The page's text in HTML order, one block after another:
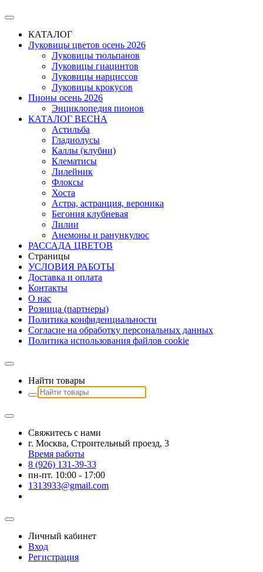
КАТАЛОГ
Луковицы цветов осень 2026
Луковицы тюльпанов
Луковицы гиацинтов
Луковицы нарциссов
Луковицы крокусов
Пионы осень 2026
Энциклопедия пионов
КАТАЛОГ ВЕСНА
Астильба
Гладиолусы
Каллы (клубни)
Клематисы
Лилейник
Флоксы
Хоста
Астра, астранция, вероника
Бегония клубневая
Лилии
Анемоны и ранункулюс
РАССАДА ЦВЕТОВ
Страницы
УСЛОВИЯ РАБОТЫ
Доставка и оплата
Контакты
О наc
Розница (партнеры)
Политика конфиденциальности
Согласие на обработку персональных данных
Политика использования файлов сookie
Найти товары
Свяжитесь с нами
г. Москва, Строительный проезд, 3
Время работы
8 (926) 131-39-33
пн-пт. 10:00 - 17:00
1313933@gmail.com
Личный кабинет
Вход
Регистрация